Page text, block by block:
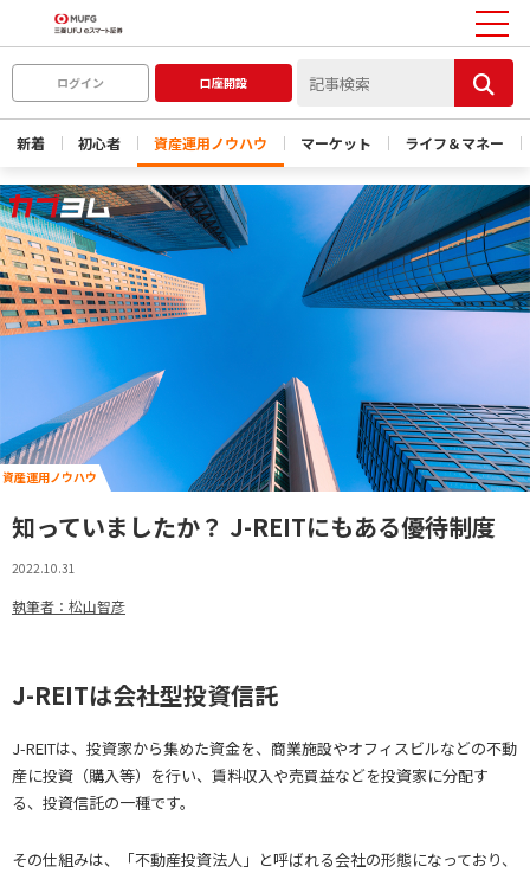
ログイン 口座開設
新着 初心者 資産運用ノウハウ マーケット ライフ＆マネー
資産運用ノウハウ
知っていましたか？ J-REITにもある優待制度
2022.10.31
執筆者：松山智彦
J-REITは会社型投資信託
J-REITは、投資家から集めた資金を、商業施設やオフィスビルなどの不動
産に投資（購入等）を行い、賃料収入や売買益などを投資家に分配す
る、投資信託の一種です。
その仕組みは、「不動産投資法人」と呼ばれる会社の形態になっており、